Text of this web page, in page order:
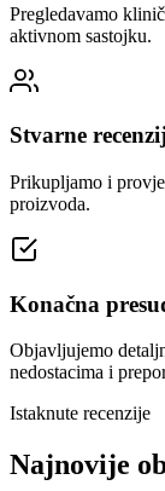
Pregledavamo
aktivnom sastojku.
Stvarne
Prikupljamo i
proizvoda.
Konačna
Objavljujemo
nedostacima i
Istaknute recenzije
Najnovije